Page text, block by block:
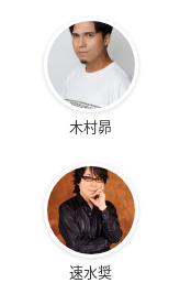
木村昴
速水奨